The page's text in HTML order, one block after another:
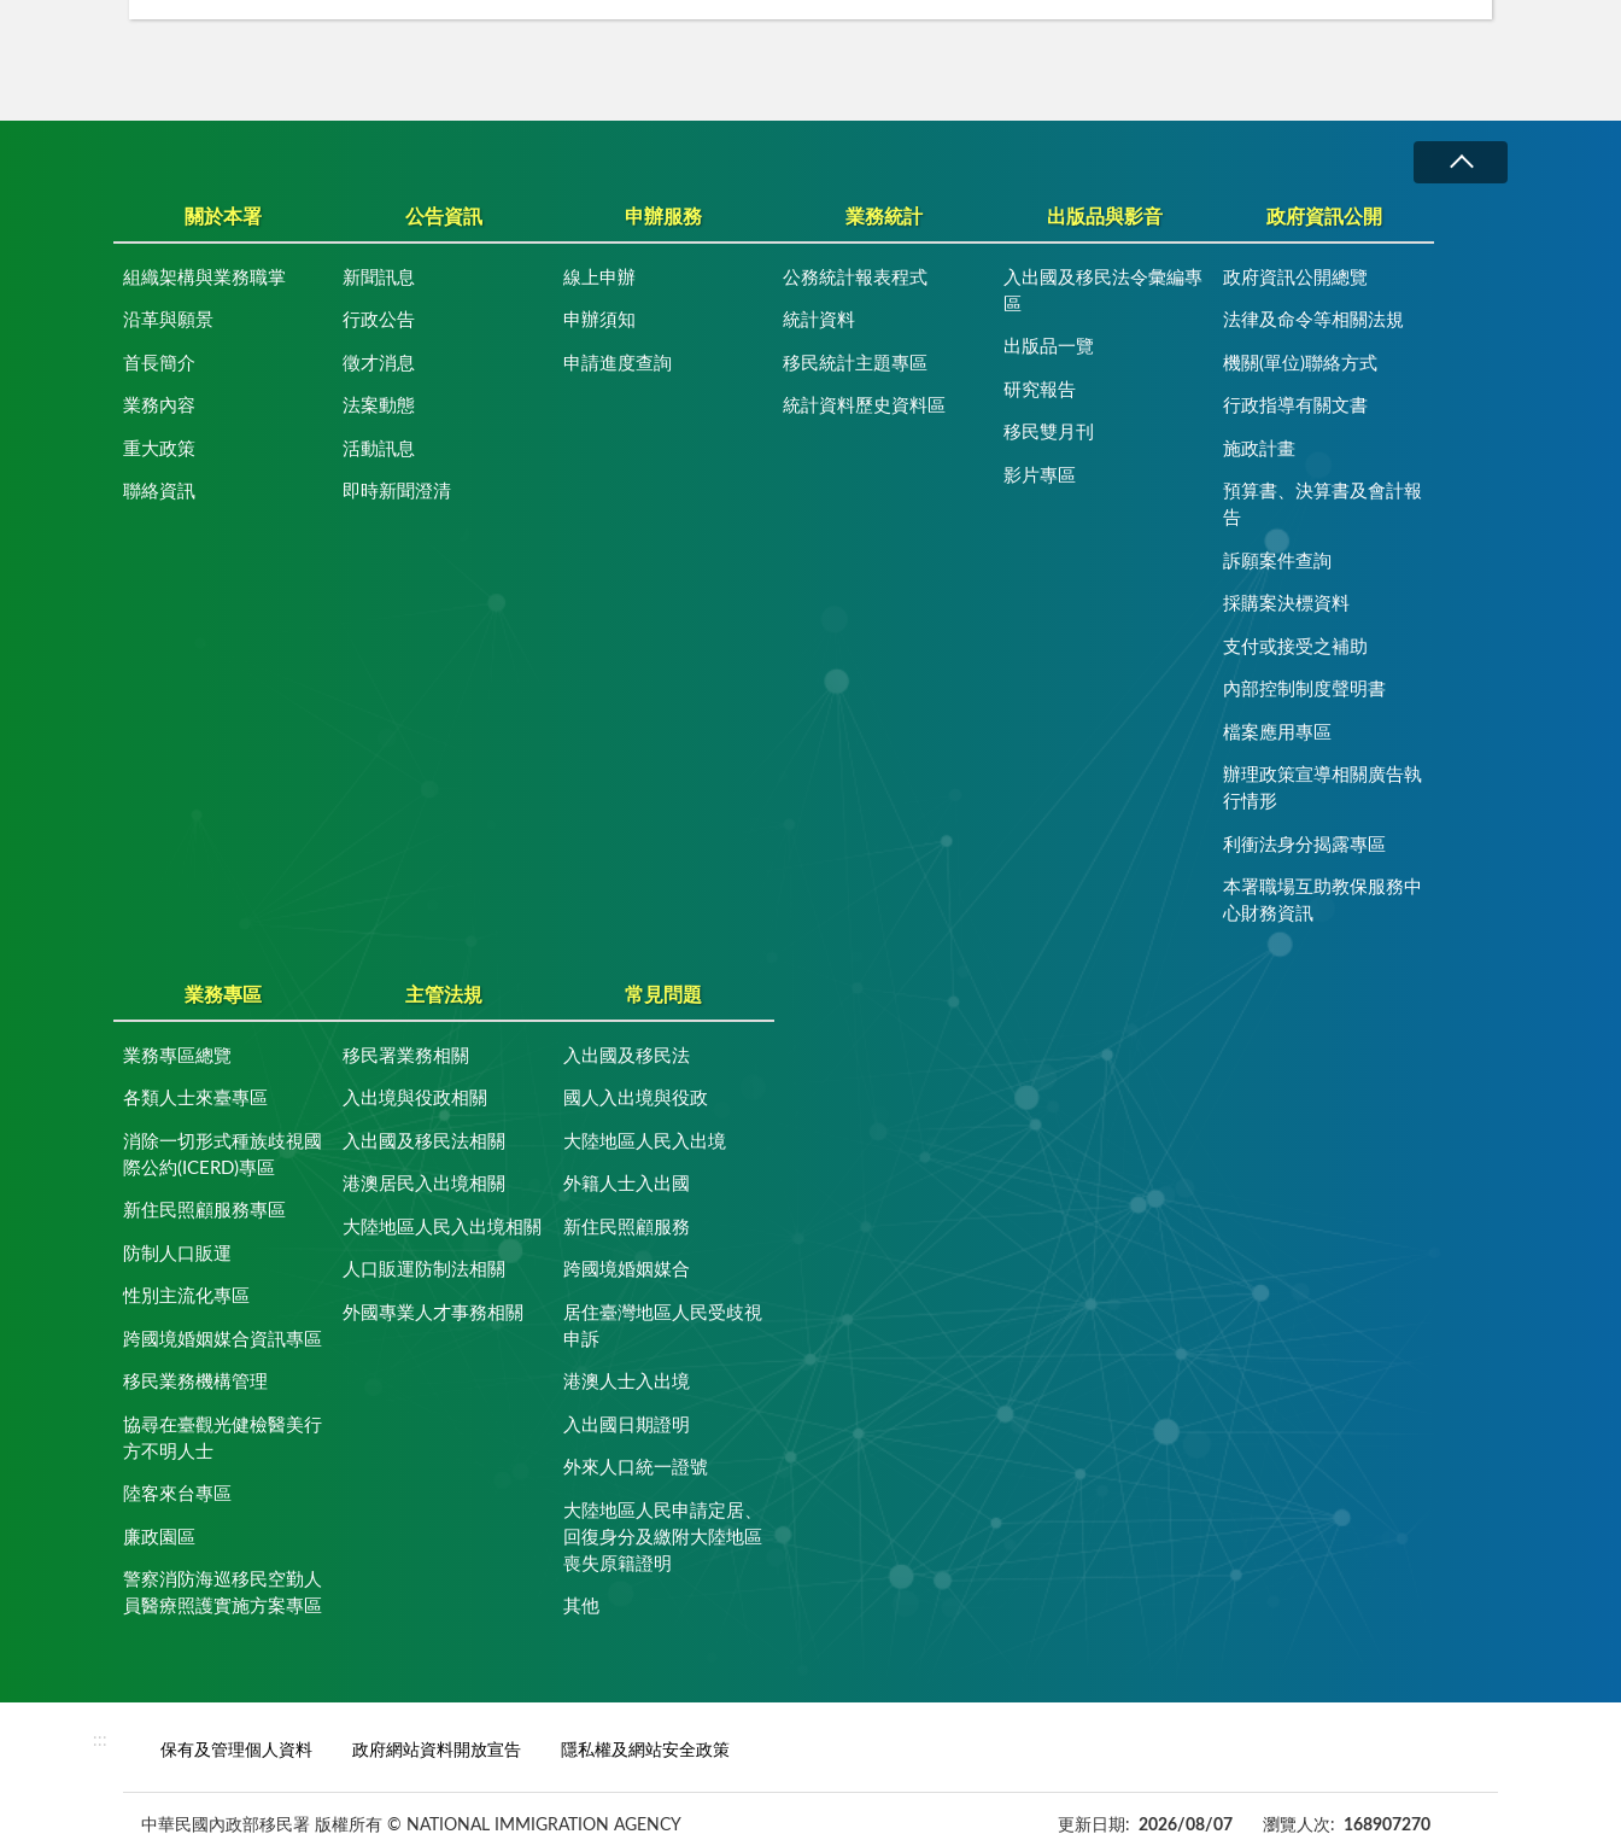
關於本署
組織架構與業務職掌
沿革與願景
首長簡介
業務內容
重大政策
聯絡資訊
公告資訊
新聞訊息
行政公告
徵才消息
法案動態
活動訊息
即時新聞澄清
申辦服務
線上申辦
申辦須知
申請進度查詢
業務統計
公務統計報表程式
統計資料
移民統計主題專區
統計資料歷史資料區
出版品與影音
入出國及移民法令彙編專
區
出版品一覽
研究報告
移民雙月刊
影片專區
政府資訊公開
政府資訊公開總覽
法律及命令等相關法規
機關(單位)聯絡方式
行政指導有關文書
施政計畫
預算書、決算書及會計報
告
訴願案件查詢
採購案決標資料
支付或接受之補助
內部控制制度聲明書
檔案應用專區
辦理政策宣導相關廣告執
行情形
利衝法身分揭露專區
本署職場互助教保服務中
心財務資訊
業務專區
業務專區總覽
各類人士來臺專區
消除一切形式種族歧視國
際公約(ICERD)專區
新住民照顧服務專區
防制人口販運
性別主流化專區
跨國境婚姻媒合資訊專區
移民業務機構管理
協尋在臺觀光健檢醫美行
方不明人士
陸客來台專區
廉政園區
警察消防海巡移民空勤人
員醫療照護實施方案專區
主管法規
移民署業務相關
入出境與役政相關
入出國及移民法相關
港澳居民入出境相關
大陸地區人民入出境相關
人口販運防制法相關
外國專業人才事務相關
常見問題
入出國及移民法
國人入出境與役政
大陸地區人民入出境
外籍人士入出國
新住民照顧服務
跨國境婚姻媒合
居住臺灣地區人民受歧視
申訴
港澳人士入出境
入出國日期證明
外來人口統一證號
大陸地區人民申請定居、
回復身分及繳附大陸地區
喪失原籍證明
其他
:::
保有及管理個人資料 政府網站資料開放宣告 隱私權及網站安全政策
中華民國內政部移民署 版權所有 © NATIONAL IMMIGRATION AGENCY 更新日期: 2026/08/07 瀏覽人次: 168907270